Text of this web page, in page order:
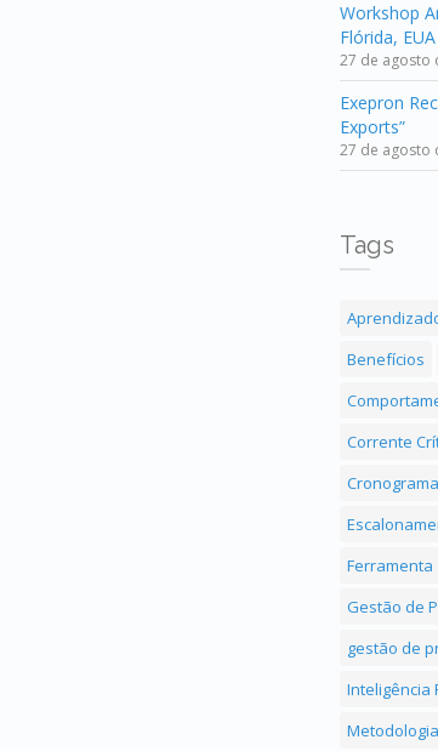
Workshop
Flórida, EUA
27 de agosto
Exepron
Exports”
27 de agosto
Tags
Benefícios
Corrente
Ferramenta
Gestão de
gestão de
Inteligência
Metodologia